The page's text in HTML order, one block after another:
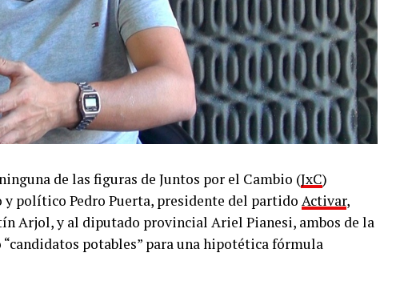
de las figuras de Juntos por el Cambio (JxC)
político Pedro Puerta, presidente del partido Activar,
Arjol, y al diputado provincial Ariel Pianesi, ambos de la
potables” para una hipotética fórmula